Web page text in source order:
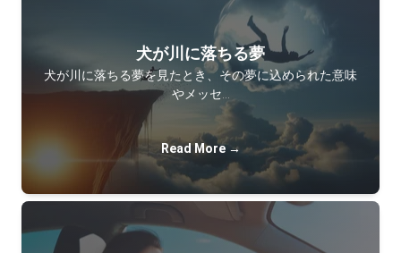
犬が川に落ちる夢
犬が川に落ちる夢を見たとき、その夢に込められた意味
やメッセ…
Read More →